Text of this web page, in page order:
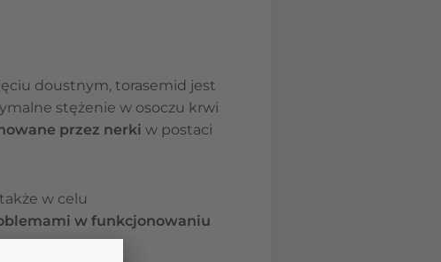
doustnym, torasemid jest
stężenie w osoczu krwi
przez nerki w postaci
także w celu
w funkcjonowaniu